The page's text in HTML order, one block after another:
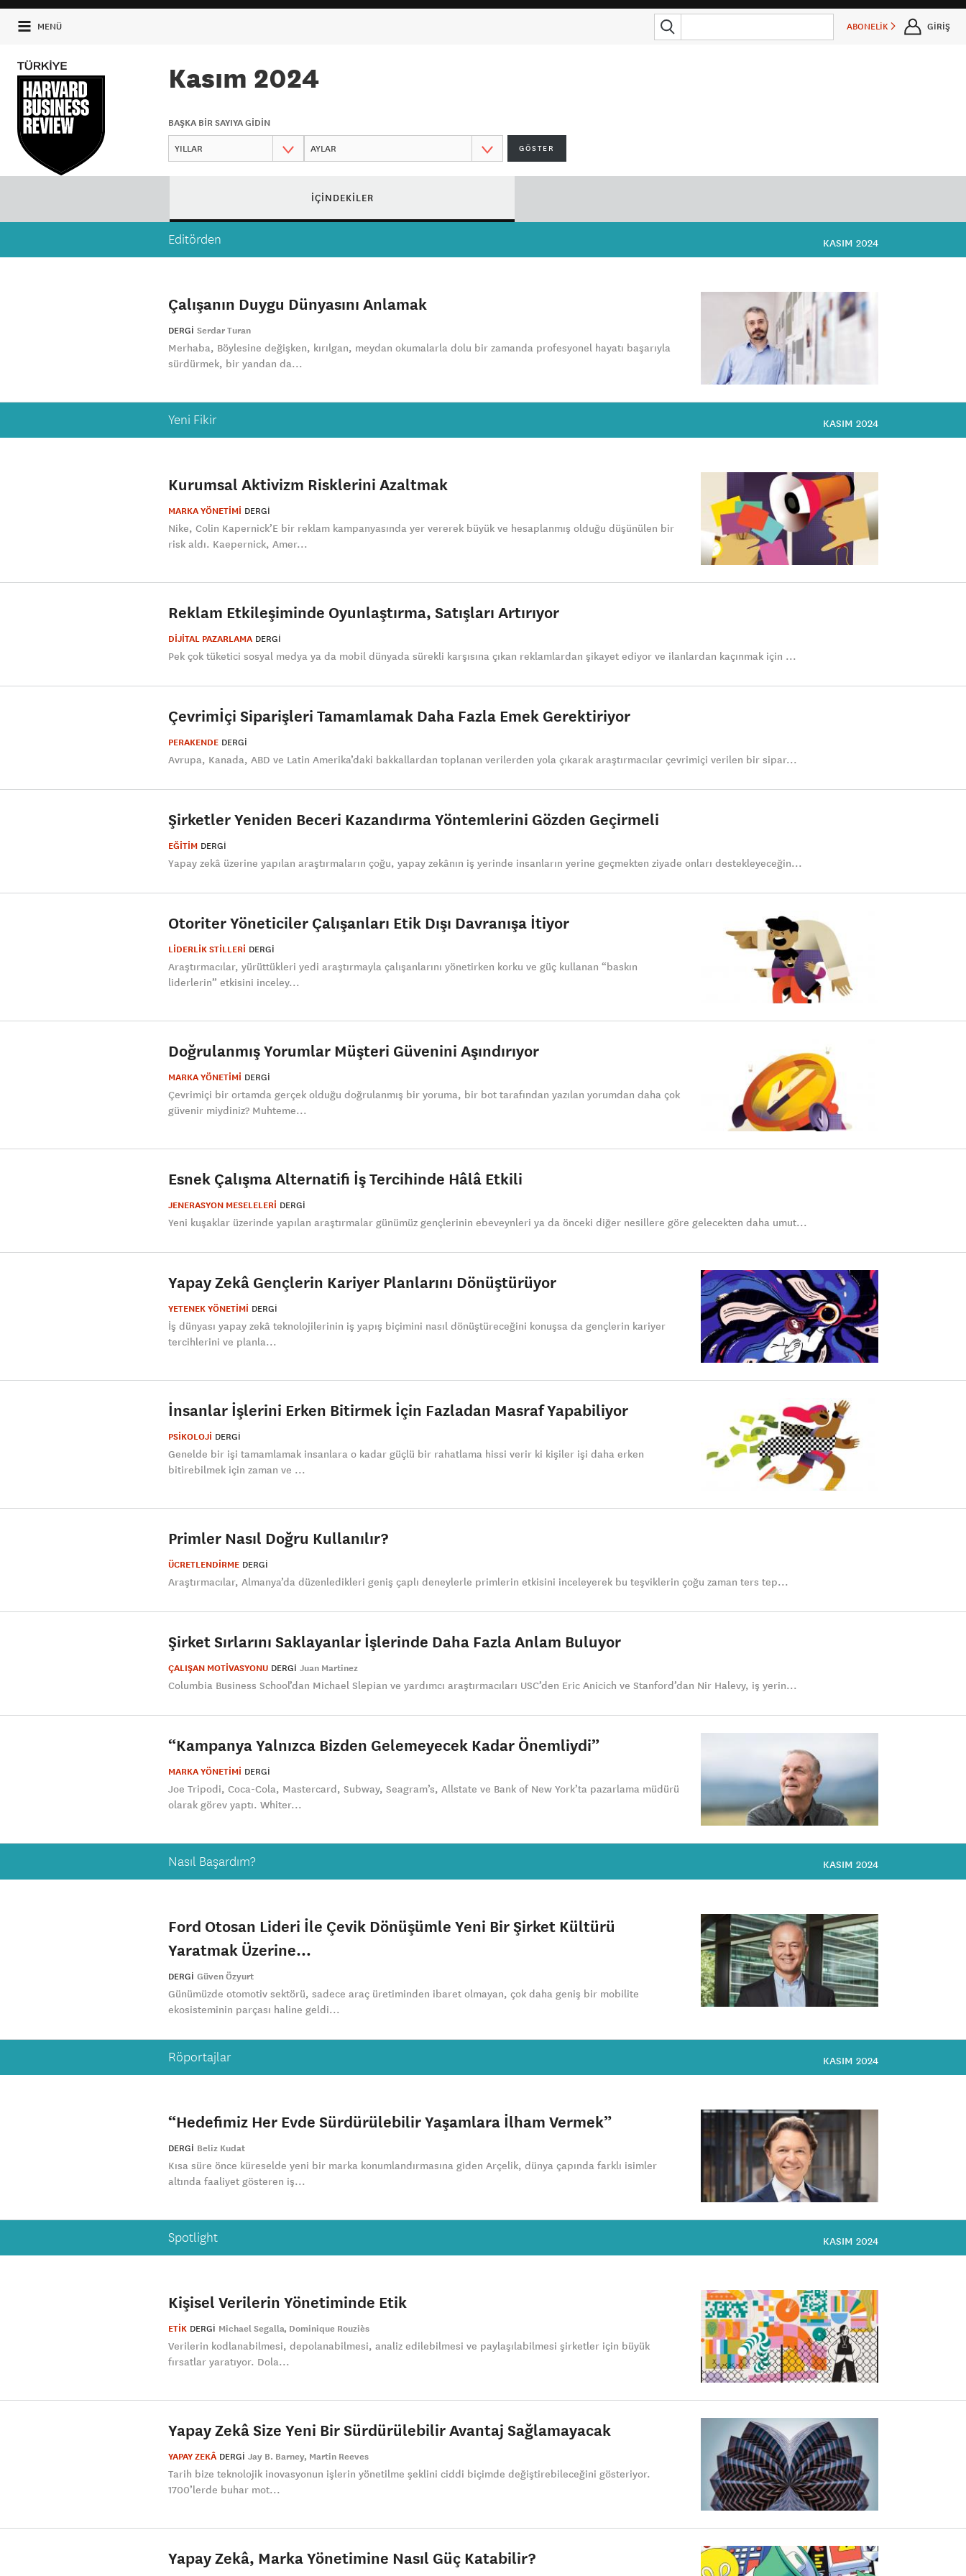
MENÜ ABONELİK GİRİŞ
Kasım 2024
BAŞKA BİR SAYIYA GİDİN
GÖSTER
İÇİNDEKİLER
Editörden KASIM 2024
Çalışanın Duygu Dünyasını Anlamak
DERGI Serdar Turan
Merhaba, Böylesine değişken, kırılgan, meydan okumalarla dolu bir zamanda profesyonel hayatı başarıyla
sürdürmek, bir yandan da...
Yeni Fikir KASIM 2024
Kurumsal Aktivizm Risklerini Azaltmak
MARKA YÖNETİMİ DERGI
Nike, Colin Kapernick’E bir reklam kampanyasında yer vererek büyük ve hesaplanmış olduğu düşünülen bir
risk aldı. Kaepernick, Amer...
Reklam Etkileşiminde Oyunlaştırma, Satışları Artırıyor
DİJİTAL PAZARLAMA DERGI
Pek çok tüketici sosyal medya ya da mobil dünyada sürekli karşısına çıkan reklamlardan şikayet ediyor ve ilanlardan kaçınmak için ...
Çevrimİçi Siparişleri Tamamlamak Daha Fazla Emek Gerektiriyor
PERAKENDE DERGI
Avrupa, Kanada, ABD ve Latin Amerika’daki bakkallardan toplanan verilerden yola çıkarak araştırmacılar çevrimiçi verilen bir sipar...
Şirketler Yeniden Beceri Kazandırma Yöntemlerini Gözden Geçirmeli
EĞİTİM DERGI
Yapay zekâ üzerine yapılan araştırmaların çoğu, yapay zekânın iş yerinde insanların yerine geçmekten ziyade onları destekleyeceğin...
Otoriter Yöneticiler Çalışanları Etik Dışı Davranışa İtiyor
LİDERLİK STİLLERİ DERGI
Araştırmacılar, yürüttükleri yedi araştırmayla çalışanlarını yönetirken korku ve güç kullanan “baskın
liderlerin” etkisini inceley...
Doğrulanmış Yorumlar Müşteri Güvenini Aşındırıyor
MARKA YÖNETİMİ DERGI
Çevrimiçi bir ortamda gerçek olduğu doğrulanmış bir yoruma, bir bot tarafından yazılan yorumdan daha çok
güvenir miydiniz? Muhteme...
Esnek Çalışma Alternatifi İş Tercihinde Hâlâ Etkili
JENERASYON MESELELERİ DERGI
Yeni kuşaklar üzerinde yapılan araştırmalar günümüz gençlerinin ebeveynleri ya da önceki diğer nesillere göre gelecekten daha umut...
Yapay Zekâ Gençlerin Kariyer Planlarını Dönüştürüyor
YETENEK YÖNETİMİ DERGI
İş dünyası yapay zekâ teknolojilerinin iş yapış biçimini nasıl dönüştüreceğini konuşsa da gençlerin kariyer
tercihlerini ve planla...
İnsanlar İşlerini Erken Bitirmek İçin Fazladan Masraf Yapabiliyor
PSİKOLOJİ DERGI
Genelde bir işi tamamlamak insanlara o kadar güçlü bir rahatlama hissi verir ki kişiler işi daha erken
bitirebilmek için zaman ve ...
Primler Nasıl Doğru Kullanılır?
ÜCRETLENDİRME DERGI
Araştırmacılar, Almanya’da düzenledikleri geniş çaplı deneylerle primlerin etkisini inceleyerek bu teşviklerin çoğu zaman ters tep...
Şirket Sırlarını Saklayanlar İşlerinde Daha Fazla Anlam Buluyor
ÇALIŞAN MOTİVASYONU DERGI Juan Martinez
Columbia Business School’dan Michael Slepian ve yardımcı araştırmacıları USC’den Eric Anicich ve Stanford’dan Nir Halevy, iş yerin...
“Kampanya Yalnızca Bizden Gelemeyecek Kadar Önemliydi”
MARKA YÖNETİMİ DERGI
Joe Tripodi, Coca-Cola, Mastercard, Subway, Seagram’s, Allstate ve Bank of New York’ta pazarlama müdürü
olarak görev yaptı. Whiter...
Nasıl Başardım? KASIM 2024
Ford Otosan Lideri İle Çevik Dönüşümle Yeni Bir Şirket Kültürü
Yaratmak Üzerine…
DERGI Güven Özyurt
Günümüzde otomotiv sektörü, sadece araç üretiminden ibaret olmayan, çok daha geniş bir mobilite
ekosisteminin parçası haline geldi...
Röportajlar KASIM 2024
“Hedefimiz Her Evde Sürdürülebilir Yaşamlara İlham Vermek”
DERGI Beliz Kudat
Kısa süre önce küreselde yeni bir marka konumlandırmasına giden Arçelik, dünya çapında farklı isimler
altında faaliyet gösteren iş...
Spotlight KASIM 2024
Kişisel Verilerin Yönetiminde Etik
ETİK DERGI Michael Segalla Dominique Rouziès
Verilerin kodlanabilmesi, depolanabilmesi, analiz edilebilmesi ve paylaşılabilmesi şirketler için büyük
fırsatlar yaratıyor. Dola...
Yapay Zekâ Size Yeni Bir Sürdürülebilir Avantaj Sağlamayacak
YAPAY ZEKÂ DERGI Jay B. Barney Martin Reeves
Tarih bize teknolojik inovasyonun işlerin yönetilme şeklini ciddi biçimde değiştirebileceğini gösteriyor.
1700’lerde buhar mot...
Yapay Zekâ, Marka Yönetimine Nasıl Güç Katabilir?